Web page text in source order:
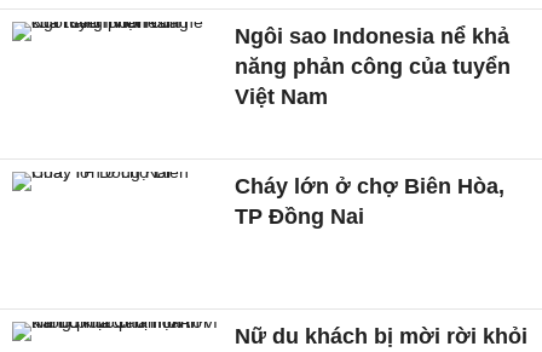
Ngôi sao Indonesia nể khả
năng phản công của tuyển
Việt Nam
Cháy lớn ở chợ Biên Hòa,
TP Đồng Nai
Nữ du khách bị mời rời khỏi